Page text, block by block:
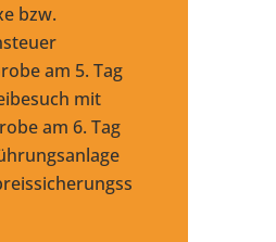
bzw.
am 5. Tag
mit
am 6. Tag